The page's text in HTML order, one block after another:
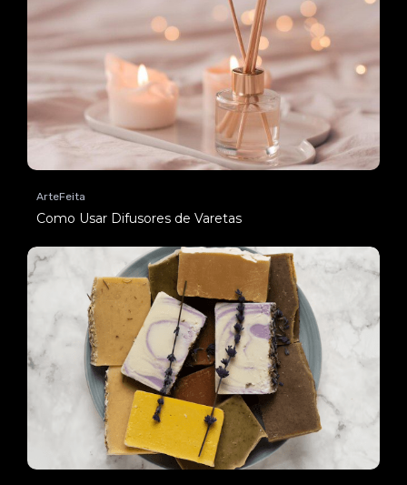
ArteFeita
Como Usar Difusores de Varetas